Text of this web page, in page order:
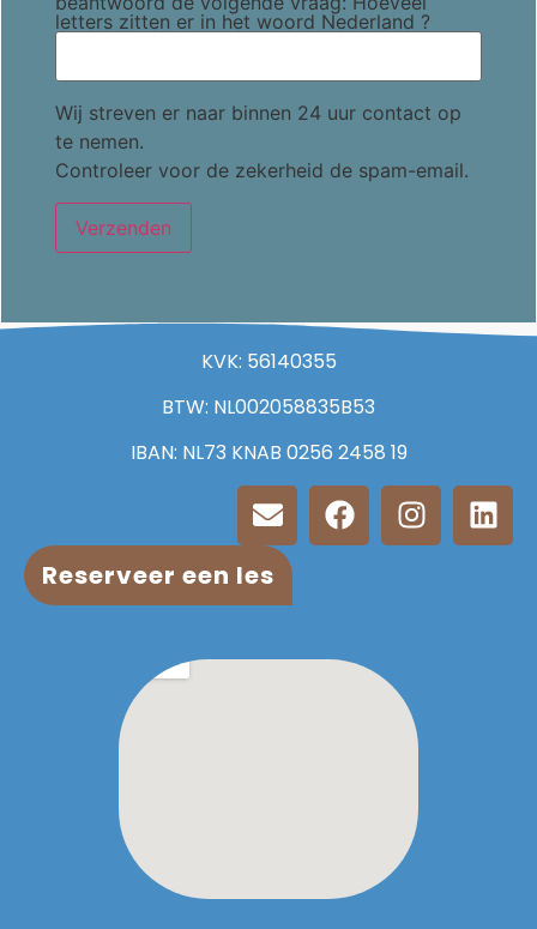
letters zitten er in het woord Nederland ?
Wij streven er naar binnen 24 uur contact op
te nemen.
Controleer voor de zekerheid de spam-email.
KVK: 56140355
BTW: NL002058835B53
IBAN: NL73 KNAB 0256 2458 19
Reserveer een les